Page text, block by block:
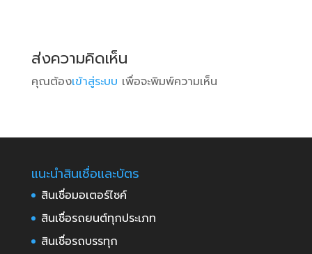
ส่งความคิดเห็น
คุณต้องเข้าสู่ระบบ เพื่อจะพิมพ์ความเห็น
แนะนำสินเชื่อและบัตร
สินเชื่อมอเตอร์ไซค์
สินเชื่อรถยนต์ทุกประเภท
สินเชื่อรถบรรทุก